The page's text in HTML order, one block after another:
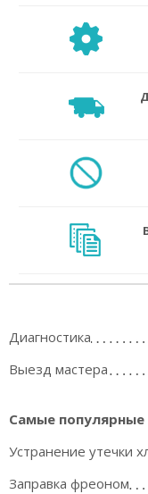
Диагностика
Выезд мастера
Самые популярные
Устранение утечки
Заправка фреоном